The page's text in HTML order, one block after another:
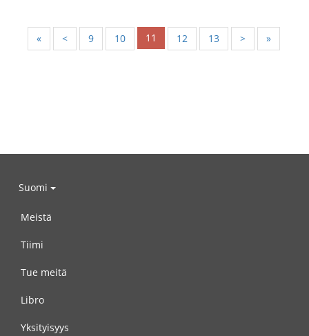
« < 9 10 11 12 13 > »
Suomi
Meistä
Tiimi
Tue meitä
Libro
Yksityisyys